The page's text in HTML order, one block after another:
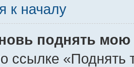
к началу
поднять мою
ссылке «Поднять